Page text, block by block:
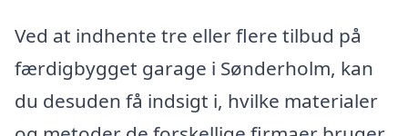
Ved at indhente tre eller flere tilbud på
færdigbygget garage i Sønderholm, kan
du desuden få indsigt i, hvilke materialer